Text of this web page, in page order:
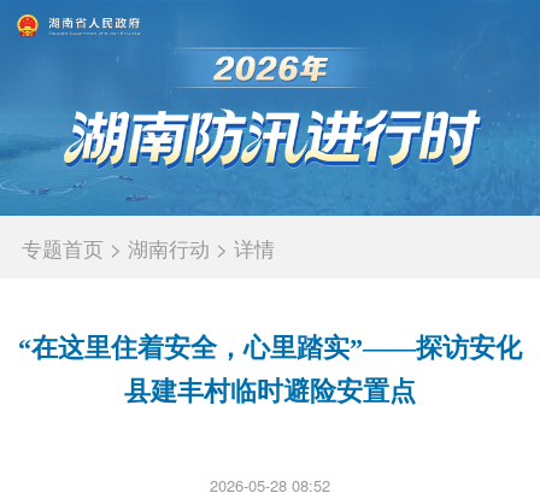
专题首页 >湖南行动 > 详情
“在这里住着安全，心里踏实”——探访安化
县建丰村临时避险安置点
2026-05-28 08:52